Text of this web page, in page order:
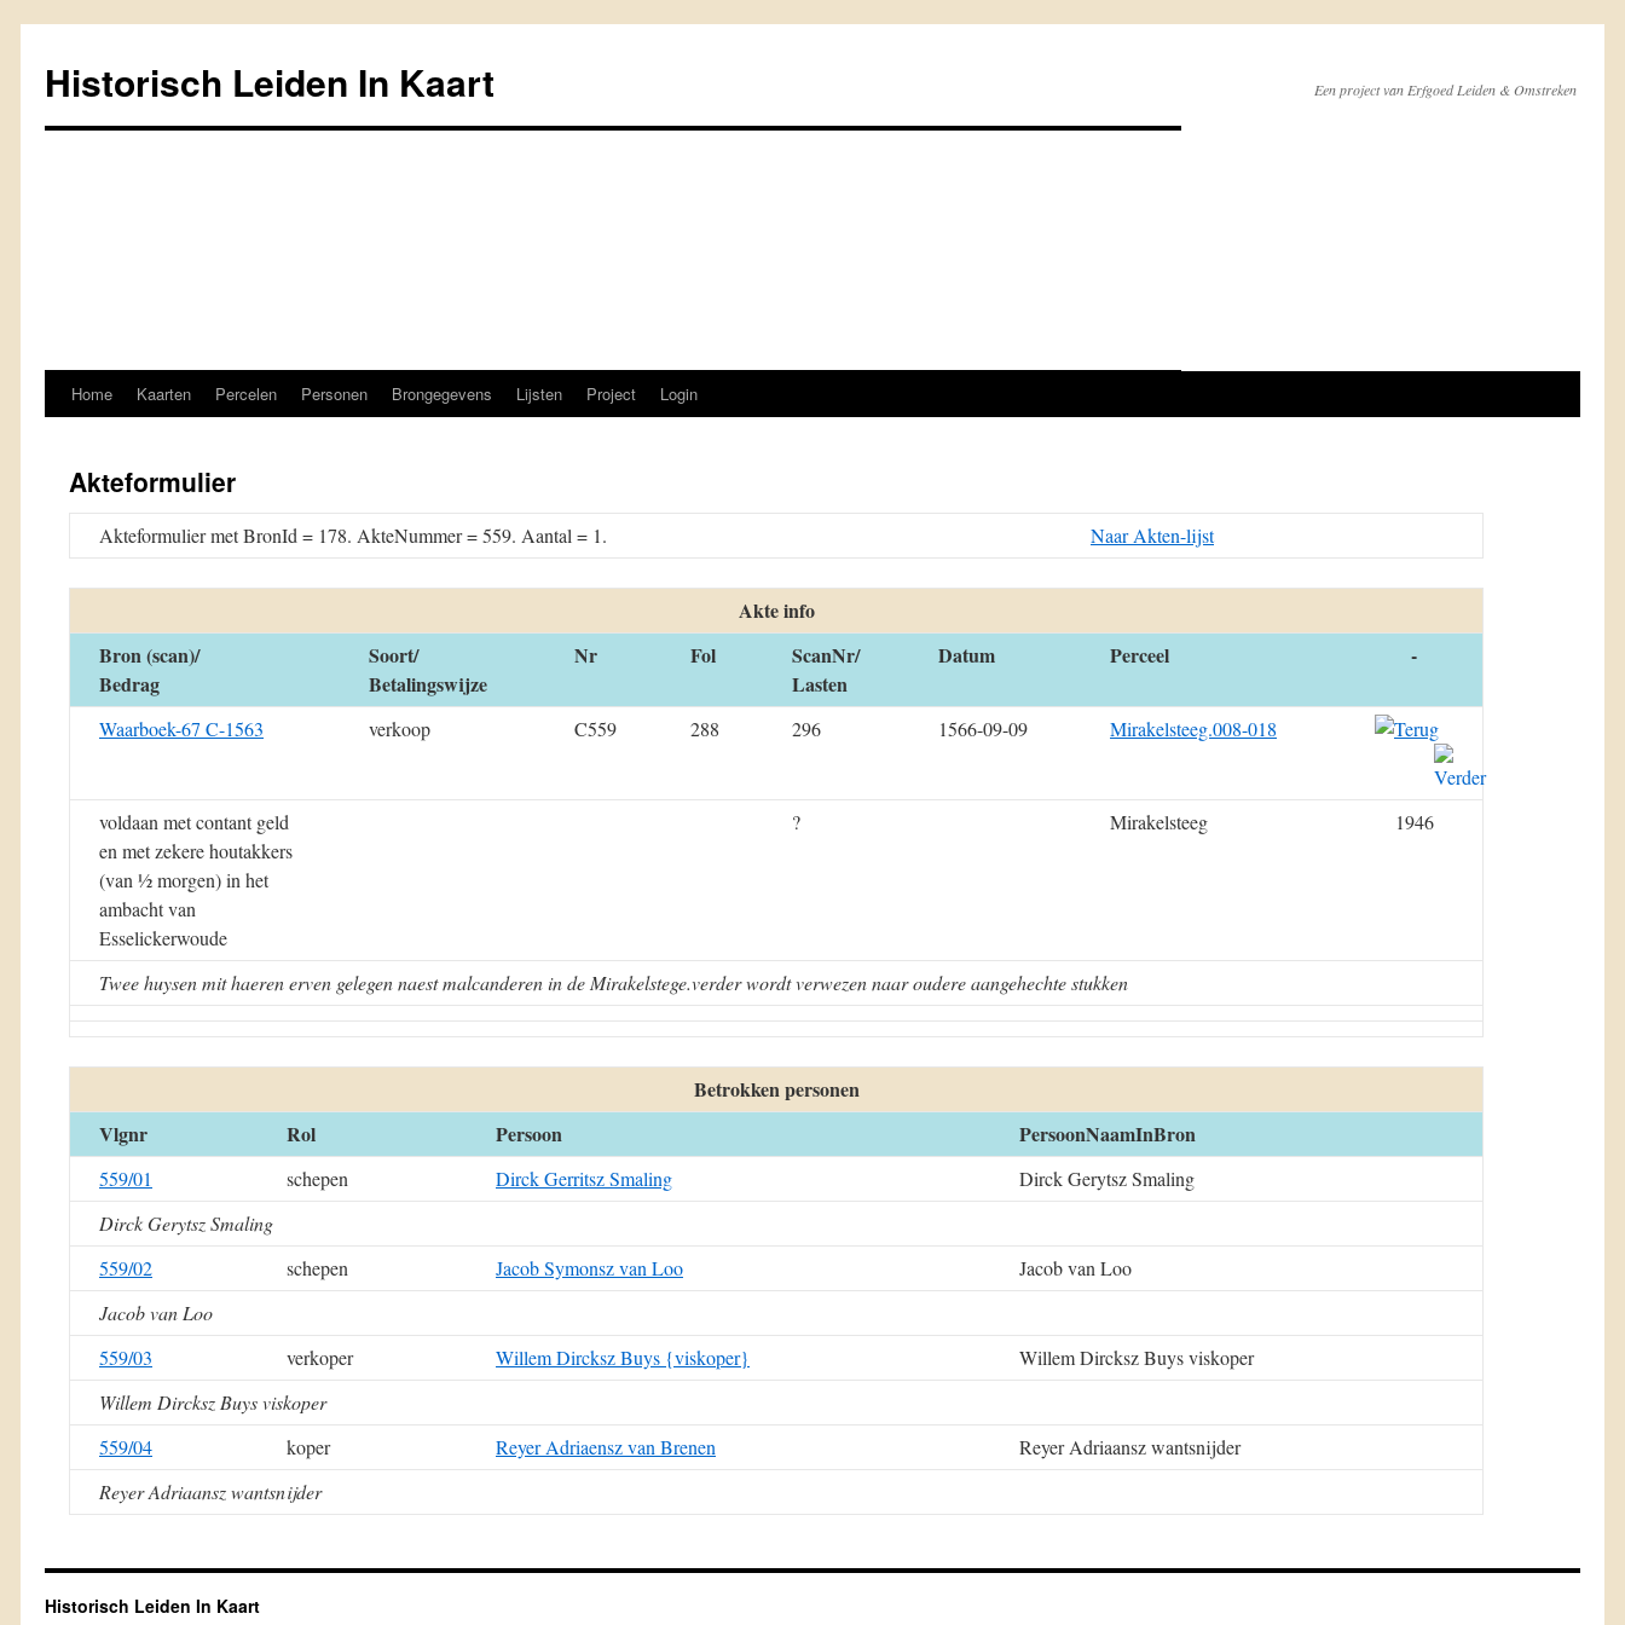
Historisch Leiden In Kaart Een project van Erfgoed Leiden & Omstreken
Spring
inhoud
Home Kaarten Percelen Personen Brongegevens Lijsten Project Login
Akteformulier
Akteformulier met BronId = 178. AkteNummer = 559. Aantal = 1. Naar Akten-lijst
Akte info
Bron (scan)/
Bedrag
Soort/
Betalingswijze
Nr Fol
ScanNr/
Lasten
Datum Perceel -
Waarboek-67 C-1563 verkoop C559 288 296 1566-09-09 Mirakelsteeg.008-018
voldaan met contant geld
en met zekere houtakkers
(van ½ morgen) in het
ambacht van
Esselickerwoude
? Mirakelsteeg 1946
Twee huysen mit haeren erven gelegen naest malcanderen in de Mirakelstege.verder wordt verwezen naar oudere aangehechte stukken
Betrokken personen
Vlgnr
Rol Persoon PersoonNaamInBron
559/01 schepen Dirck Gerritsz Smaling
Dirck Gerytsz Smaling
Dirck Gerytsz Smaling
559/02
schepen Jacob Symonsz van Loo
Jacob van Loo
Jacob van Loo
559/03
verkoper Willem Dircksz Buys {viskoper}
Willem Dircksz Buys viskoper
Willem Dircksz Buys viskoper
559/04
koper Reyer Adriaensz van Brenen
Reyer Adriaansz wantsnijder
Reyer Adriaansz wantsnijder
Historisch Leiden In Kaart